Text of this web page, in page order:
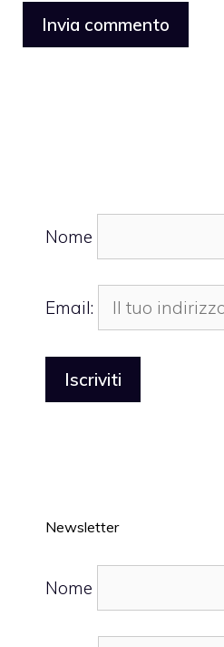
Nome
Email:
Newsletter
Nome